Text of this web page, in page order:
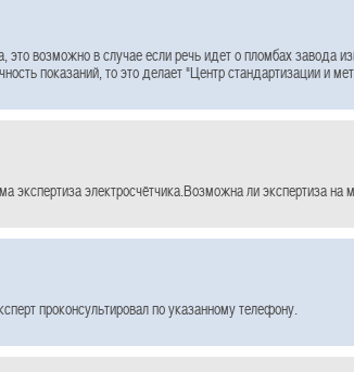
это возможно в случае если речь идет о пломбах завода
показаний, то это делает "Центр стандартизации и
экспертиза электросчётчика.Возможна ли экспертиза на
проконсультировал по указанному телефону.